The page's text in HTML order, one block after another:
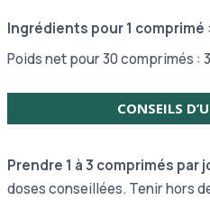
Ingrédients pour 1 comprimé
Poids net pour 30 comprimés :
CONSEILS
Prendre 1 à 3 comprimés par
doses conseillées. Tenir hors